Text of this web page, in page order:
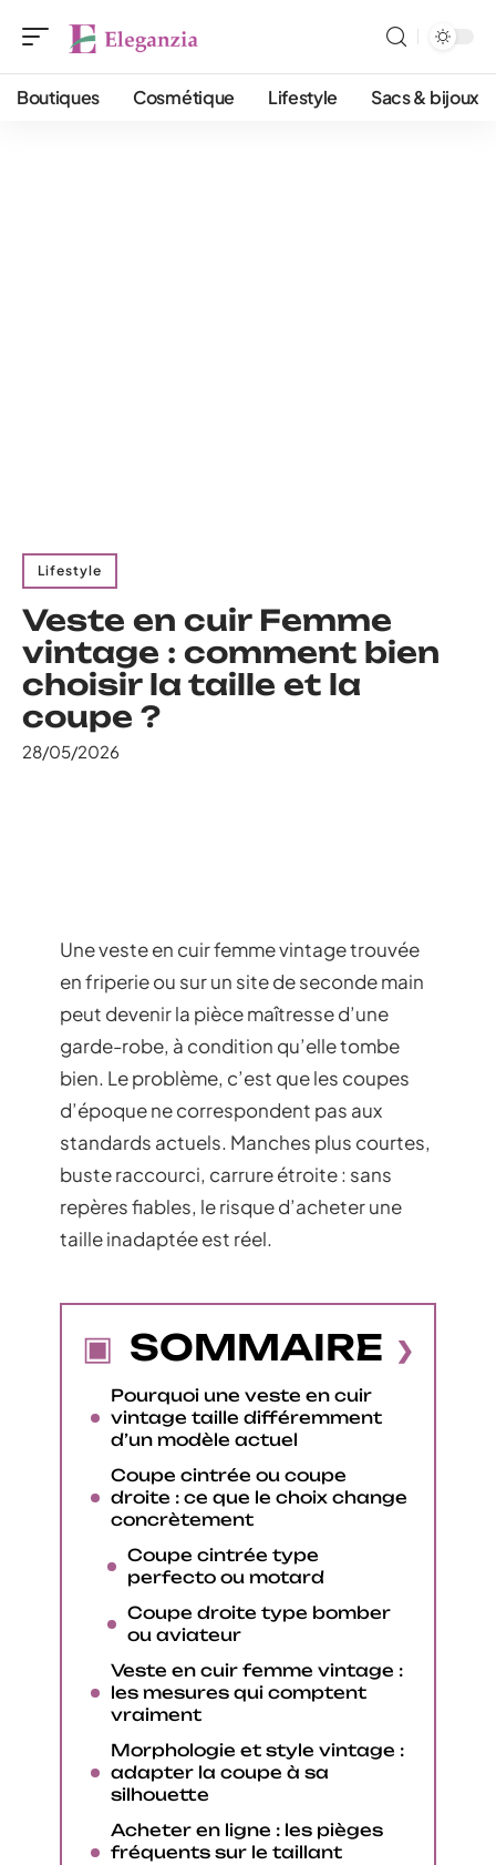
Boutiques Cosmétique Lifestyle Sacs & bijoux
Lifestyle
Veste en cuir Femme
vintage : comment bien
choisir la taille et la
coupe ?
28/05/2026
Une veste en cuir femme vintage trouvée
en friperie ou sur un site de seconde main
peut devenir la pièce maîtresse d’une
garde-robe, à condition qu’elle tombe
bien. Le problème, c’est que les coupes
d’époque ne correspondent pas aux
standards actuels. Manches plus courtes,
buste raccourci, carrure étroite : sans
repères fiables, le risque d’acheter une
taille inadaptée est réel.
SOMMAIRE
Pourquoi une veste en cuir
vintage taille différemment
d’un modèle actuel
Coupe cintrée ou coupe
droite : ce que le choix change
concrètement
Coupe cintrée type
perfecto ou motard
Coupe droite type bomber
ou aviateur
Veste en cuir femme vintage :
les mesures qui comptent
vraiment
Morphologie et style vintage :
adapter la coupe à sa
silhouette
Acheter en ligne : les pièges
fréquents sur le taillant